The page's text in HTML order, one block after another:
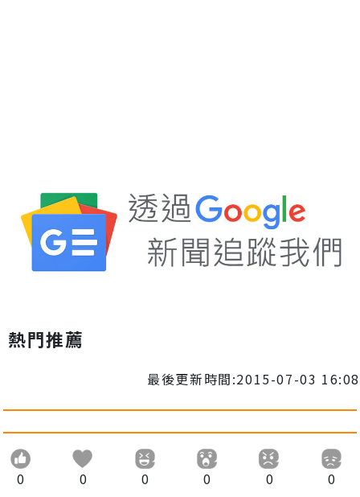
熱門推薦
最後更新時間:2015-07-03 16:08
0 0 0 0 0 0